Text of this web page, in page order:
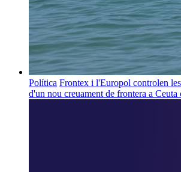
Política Frontex i l'Europol controlen
d'un nou creuament de frontera a Ceuta